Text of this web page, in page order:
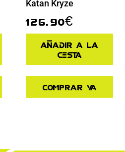
Katan Kryze
126.90€
Añadir a la
cesta
Comprar ya